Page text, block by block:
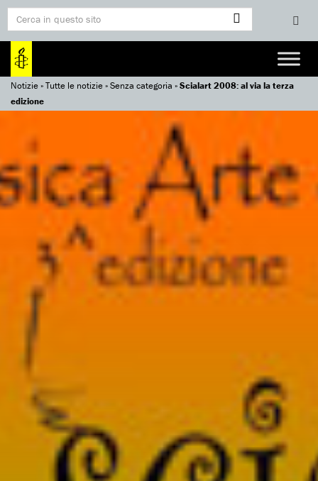
Notizie»Tutte le notizie»Senza categoria »Scialart 2008: al via la terza
edizione